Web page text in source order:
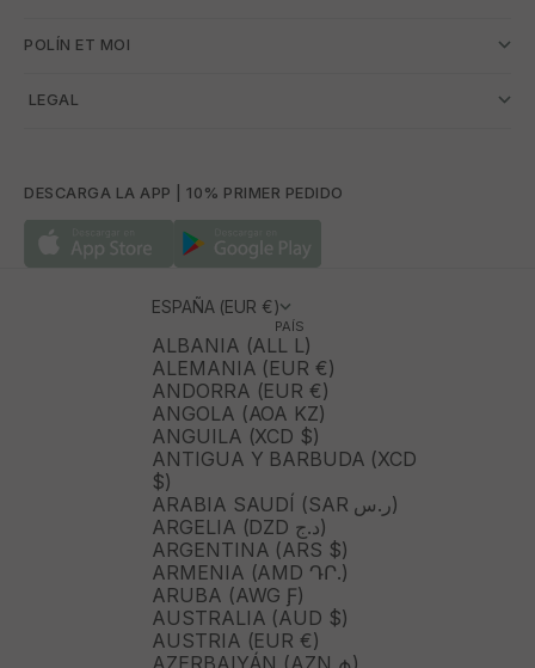
POLÍN ET MOI
­ LEGAL
DESCARGA LA APP | 10% PRIMER PEDIDO
ESPAÑA (EUR €)
PAÍS
ALBANIA (ALL L)
ALEMANIA (EUR €)
ANDORRA (EUR €)
ANGOLA (AOA KZ)
ANGUILA (XCD $)
ANTIGUA Y BARBUDA (XCD
$)
ARABIA SAUDÍ (SAR ر.س)
ARGELIA (DZD د.ج)
ARGENTINA (ARS $)
ARMENIA (AMD ԴՐ.)
ARUBA (AWG Ƒ)
AUSTRALIA (AUD $)
AUSTRIA (EUR €)